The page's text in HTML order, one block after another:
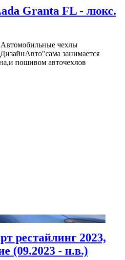
Granta FL - люкс.
чехлы
занимается
пошивом авточехлов
рестайлинг 2023,
(09.2023 - н.в.)